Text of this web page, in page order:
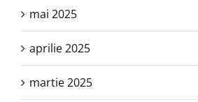
mai 2025
aprilie 2025
martie 2025